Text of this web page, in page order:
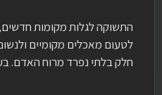
התשוקה לגלות מקומות
לטעום מאכלים מקומיים
חלק בלתי נפרד מרוח האדם.